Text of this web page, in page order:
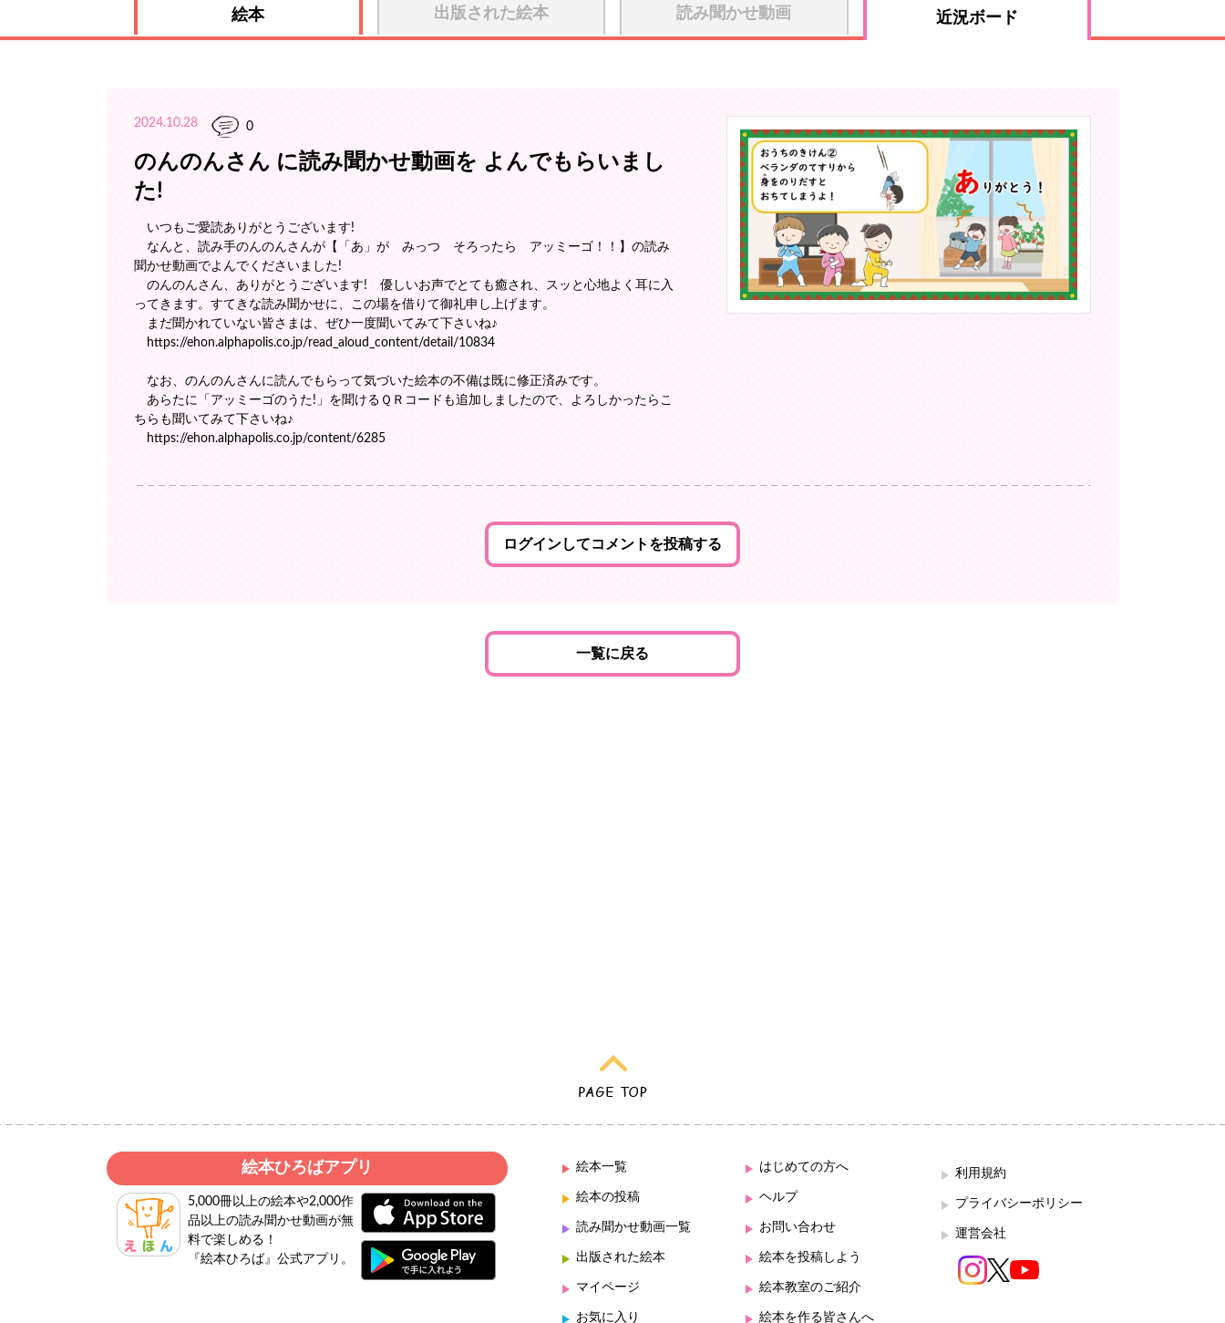
絵本 出版された絵本 読み聞かせ動画 近況ボード
2024.10.28 0
のんのんさん に読み聞かせ動画を よんでもらいまし
た!
いつもご愛読ありがとうございます!
なんと、読み手のんのんさんが【「あ」が みっつ そろったら アッミーゴ！！】の読み
聞かせ動画でよんでくださいました!
のんのんさん、ありがとうございます! 優しいお声でとても癒され、スッと心地よく耳に入
ってきます。すてきな読み聞かせに、この場を借りて御礼申し上げます。
まだ聞かれていない皆さまは、ぜひ一度聞いてみて下さいね♪
https://ehon.alphapolis.co.jp/read_aloud_content/detail/10834
なお、のんのんさんに読んでもらって気づいた絵本の不備は既に修正済みです。
あらたに「アッミーゴのうた!」を聞けるＱＲコードも追加しましたので、よろしかったらこ
ちらも聞いてみて下さいね♪
https://ehon.alphapolis.co.jp/content/6285
ログインしてコメントを投稿する
一覧に戻る
絵本ひろばアプリ
5,000冊以上の絵本や2,000作
品以上の読み聞かせ動画が無
料で楽しめる！
『絵本ひろば』公式アプリ。
絵本一覧
絵本の投稿
読み聞かせ動画一覧
出版された絵本
マイページ
お気に入り
はじめての方へ
ヘルプ
お問い合わせ
絵本を投稿しよう
絵本教室のご紹介
絵本を作る皆さんへ
利用規約
プライバシーポリシー
運営会社